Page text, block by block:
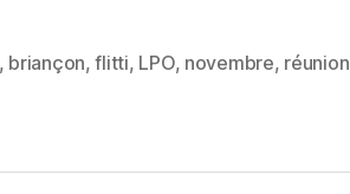
itt ai
l
rt
er
, briançon,flitti, LPO, novembre, réunion